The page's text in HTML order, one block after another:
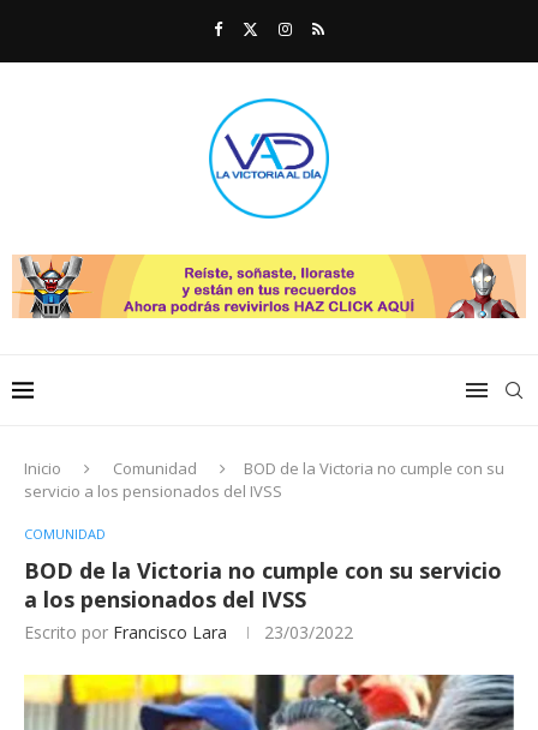
Inicio Comunidad
BOD de la Victoria no cumple con su
servicio a los pensionados del IVSS
COMUNIDAD
BOD de la Victoria no cumple con su servicio
a los pensionados del IVSS
Escrito por Francisco Lara 23/03/2022